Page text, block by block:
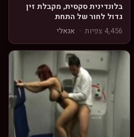
בלונדינית סקסית, מקבלת זין
גדול לחור של התחת
4,456 צפיות
· אנאלי